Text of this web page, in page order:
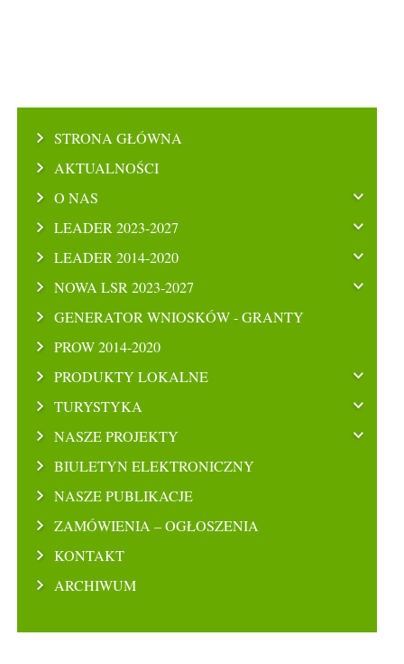
STRONA GŁÓWNA
AKTUALNOŚCI
O NAS
LEADER 2023-2027
LEADER 2014-2020
NOWA LSR 2023-2027
GENERATOR WNIOSKÓW - GRANTY
PROW 2014-2020
PRODUKTY LOKALNE
TURYSTYKA
NASZE PROJEKTY
BIULETYN ELEKTRONICZNY
NASZE PUBLIKACJE
ZAMÓWIENIA – OGŁOSZENIA
KONTAKT
ARCHIWUM